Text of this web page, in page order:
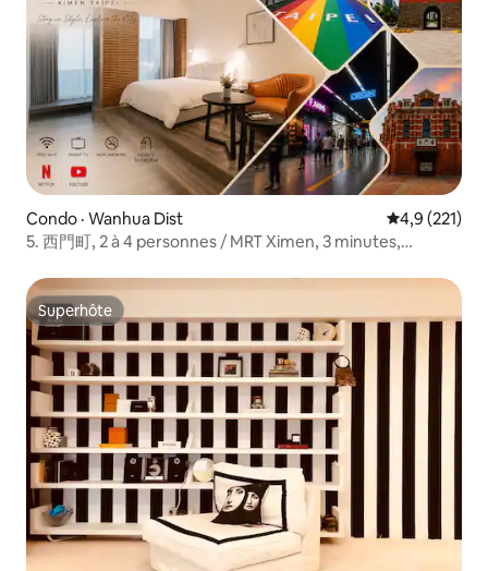
Condo · Wanhua Dist Note
4,9 (221)
5. 西門町, 2 à 4 personnes / MRT Ximen, 3 minutes,
Superhôte
Superhôte